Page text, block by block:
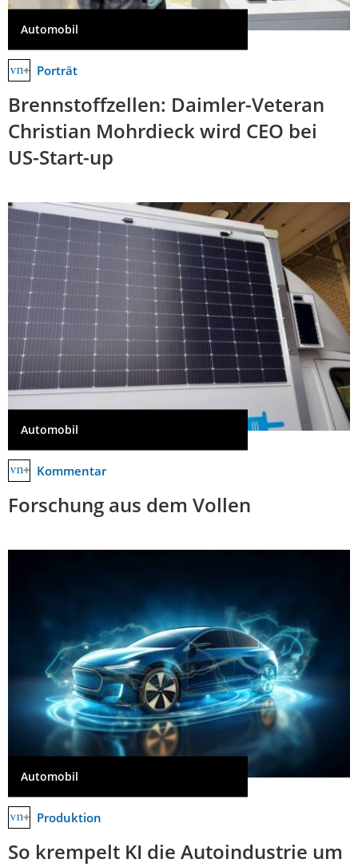
Automobil
Porträt
Brennstoffzellen: Daimler-Veteran
Christian Mohrdieck wird CEO bei
US-Start-up
Automobil
Kommentar
Forschung aus dem Vollen
Automobil
Produktion
So krempelt KI die Autoindustrie um